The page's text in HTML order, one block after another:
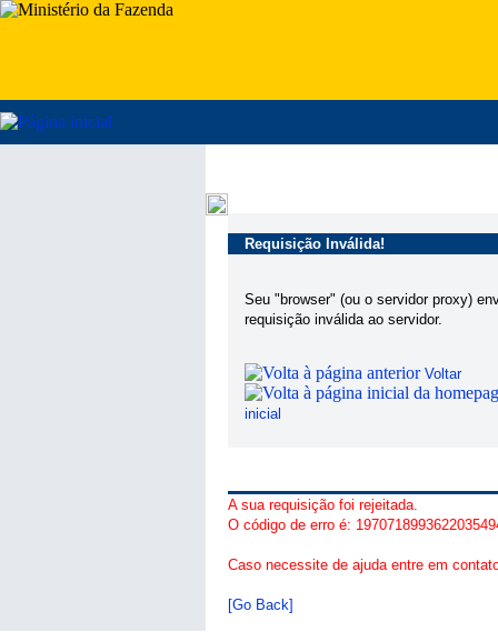
Requisição Inválida!
Seu "browser" (ou o servidor proxy)
requisição inválida ao servidor.
Voltar
inicial
A sua requisição foi rejeitada.
O código de erro é:
Caso necessite de ajuda entre em
[Go Back]